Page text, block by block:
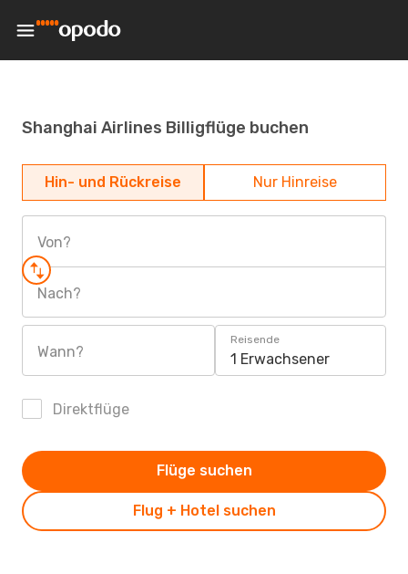
Shanghai Airlines Billigflüge buchen
Hin- und Rückreise Nur Hinreise
Von?
Nach?
Wann?
Reisende
1 Erwachsener
Direktflüge
Flug + Hotel suchen
Flüge suchen